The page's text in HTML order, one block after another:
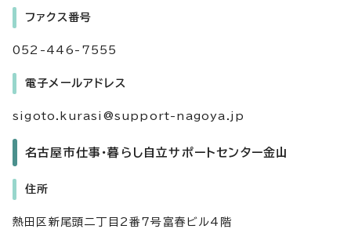
ファクス番号
052-446-7555
電子メールアドレス
sigoto.kurasi@support-nagoya.jp
名古屋市仕事・暮らし自立サポートセンター金山
住所
熱田区新尾頭二丁目2番7号富春ビル4階